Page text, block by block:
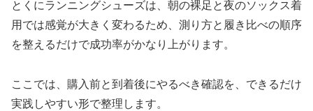
とくにランニングシューズは、朝の裸足と夜のソックス着
用では感覚が大きく変わるため、測り方と履き比べの順序
を整えるだけで成功率がかなり上がります。
ここでは、購入前と到着後にやるべき確認を、できるだけ
実践しやすい形で整理します。